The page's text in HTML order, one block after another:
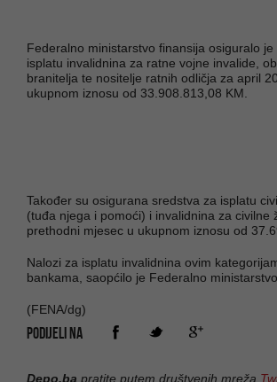
Federalno ministarstvo finansija osiguralo je
isplatu invalidnina za ratne vojne invalide,
branitelja te nositelje ratnih odličja za april
ukupnom iznosu od 33.908.813,08 KM.
Također su osigurana sredstva za isplatu
(tuđa njega i pomoći) i invalidnina za civilne
prethodni mjesec u ukupnom iznosu od
Nalozi za isplatu invalidnina ovim
bankama, saopćilo je Federalno
(FENA/dg)
PODIJELI NA
Depo.ba pratite putem društvenih mreža